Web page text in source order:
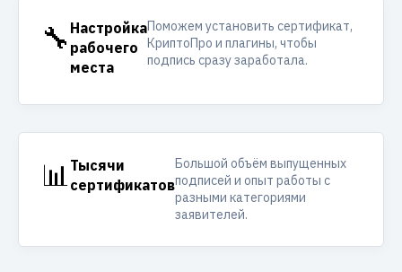
🔧 Настройка
рабочего
места
Поможем установить сертификат,
КриптоПро и плагины, чтобы
подпись сразу заработала.
📊 Тысячи
сертификатов
Большой объём выпущенных
подписей и опыт работы с
разными категориями
заявителей.